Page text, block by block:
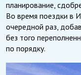
планирование,
Во время поездки в
очередной раз,
без того
по порядку.